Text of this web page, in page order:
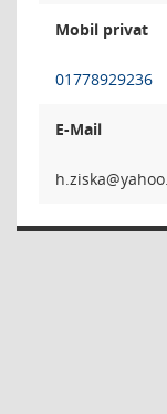
Mobil privat
01778929236
E-Mail
aks